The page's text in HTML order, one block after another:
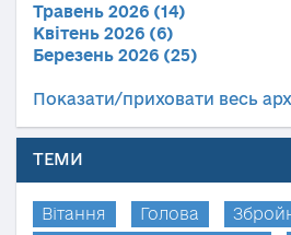
Травень 2026 (14)
Квітень 2026 (6)
Березень 2026 (25)
Показати/приховати весь
ТЕМИ
Вітання Голова